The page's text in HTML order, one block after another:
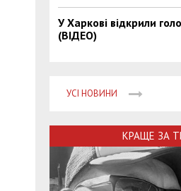
У Харкові відкрили
(ВІДЕО)
УСІ НОВИНИ
КРАЩЕ ЗА